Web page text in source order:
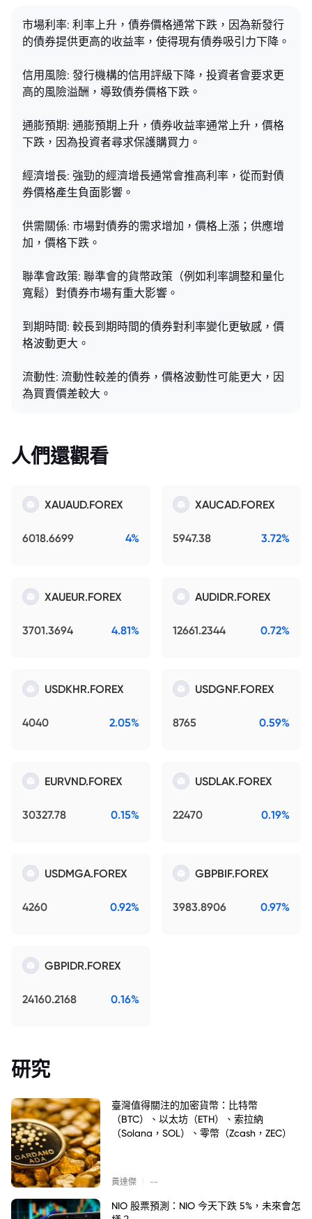
市場利率: 利率上升，債券價格通常下跌，因為新發行
的債券提供更高的收益率，使得現有債券吸引力下降。
信用風險: 發行機構的信用評級下降，投資者會要求更
高的風險溢酬，導致債券價格下跌。
通膨預期: 通膨預期上升，債券收益率通常上升，價格
下跌，因為投資者尋求保護購買力。
經濟增長: 強勁的經濟增長通常會推高利率，從而對債
券價格產生負面影響。
供需關係: 市場對債券的需求增加，價格上漲；供應增
加，價格下跌。
聯準會政策: 聯準會的貨幣政策（例如利率調整和量化
寬鬆）對債券市場有重大影響。
到期時間: 較長到期時間的債券對利率變化更敏感，價
格波動更大。
流動性: 流動性較差的債券，價格波動性可能更大，因
為買賣價差較大。
人們還觀看
XAUAUD.FOREX
6018.6699 4%
XAUCAD.FOREX
5947.38 3.72%
XAUEUR.FOREX
3701.3694 4.81%
AUDIDR.FOREX
12661.2344 0.72%
USDKHR.FOREX
4040 2.05%
USDGNF.FOREX
8765 0.59%
EURVND.FOREX
30327.78 0.15%
USDLAK.FOREX
22470 0.19%
USDMGA.FOREX
4260 0.92%
GBPBIF.FOREX
3983.8906 0.97%
GBPIDR.FOREX
24160.2168 0.16%
研究
臺灣值得關注的加密貨幣：比特幣
（BTC）、以太坊（ETH）、索拉納
（Solana，SOL）、零幣（Zcash，ZEC）
黃達傑 --
NIO 股票預測：NIO 今天下跌 5%，未來會怎